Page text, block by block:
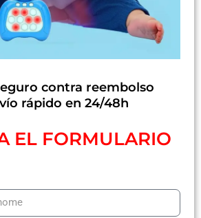
contra reembolso
rápido en 24/48h
EL FORMULARIO